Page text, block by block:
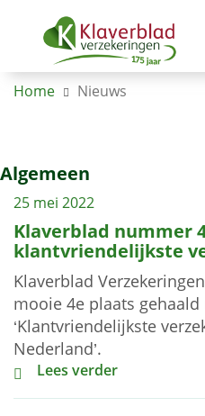
Home Nieuws
Algemeen
25 mei 2022
Klaverblad nummer
klantvriendelijkste
Klaverblad
mooie 4e plaats
‘Klantvriendelijkste
Nederland’.
Klaverblad nummer 4
Lees verder